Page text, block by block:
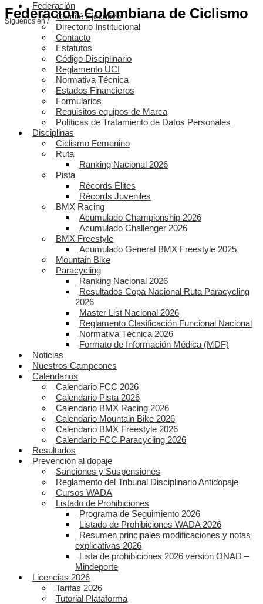
Federación Colombiana de Ciclismo
Síguenos en /
Federación
Comité Ejecutivo
Directorio Institucional
Contacto
Estatutos
Código Disciplinario
Reglamento UCI
Normativa Técnica
Estados Financieros
Formularios
Requisitos equipos de Marca
Políticas de Tratamiento de Datos Personales
Disciplinas
Ciclismo Femenino
Ruta
Ranking Nacional 2026
Pista
Récords Élites
Récords Juveniles
BMX Racing
Acumulado Championship 2026
Acumulado Challenger 2026
BMX Freestyle
Acumulado General BMX Freestyle 2025
Mountain Bike
Paracycling
Ranking Nacional 2026
Resultados Copa Nacional Ruta Paracycling
2026
Master List Nacional 2026
Reglamento Clasificación Funcional Nacional
Normativa Técnica 2026
Formato de Información Médica (MDF)
Noticias
Nuestros Campeones
Calendarios
Calendario FCC 2026
Calendario Pista 2026
Calendario BMX Racing 2026
Calendario Mountain Bike 2026
Calendario BMX Freestyle 2026
Calendario FCC Paracycling 2026
Resultados
Prevención al dopaje
Sanciones y Suspensiones
Reglamento del Tribunal Disciplinario Antidopaje
Cursos WADA
Listado de Prohibiciones
Programa de Seguimiento 2026
Listado de Prohibiciones WADA 2026
Resumen principales modificaciones y notas
explicativas 2026
Lista de prohibiciones 2026 versión ONAD –
Mindeporte
Licencias 2026
Tarifas 2026
Tutorial Plataforma